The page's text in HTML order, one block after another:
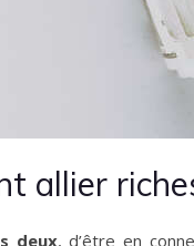
allier
deux, d’être en